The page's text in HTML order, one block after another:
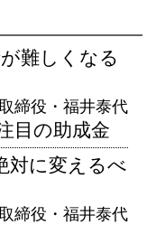
難しくなる
締役・福井泰代
目の助成金
対に変えるべ
締役・福井泰代